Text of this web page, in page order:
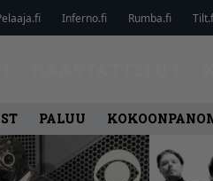
Inferno.fi Rumba.fi
PALUU